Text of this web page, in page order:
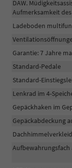
DAW.
Aufmerksamkeit
Ladeboden
Garantie: 7 Jahre
Standard-Pedale
Standard-
Lenkrad im 4-
Gepäckhaken im
Gepäckabdeckung